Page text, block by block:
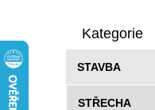
a
kategorie
Kategorie
STAVBA
STŘECHA